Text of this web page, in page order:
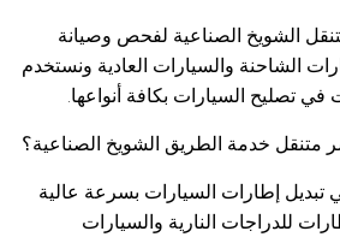
الشويخ الصناعية لفحص وصيانة
الشاحنة والسيارات العادية ونستخدم
في تصليح السيارات بكافة أنواعها.
متنقل خدمة الطريق الشويخ الصناعية؟
إطارات السيارات بسرعة عالية
للدراجات النارية والسيارات